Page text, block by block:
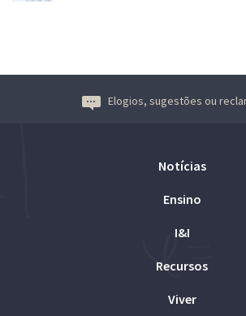
Elogios, sugestões ou
Notícias
Ensino
I&I
Recursos
Viver